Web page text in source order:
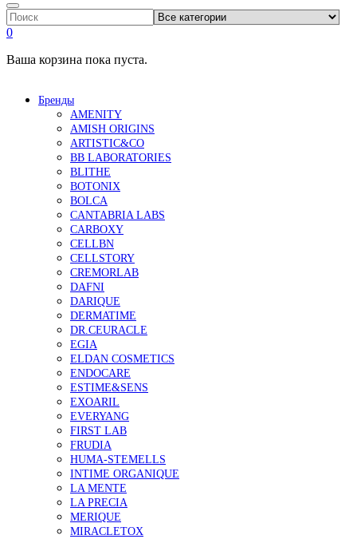
0
Ваша корзина пока пуста.
Бренды
AMENITY
AMISH ORIGINS
ARTISTIC&CO
BB LABORATORIES
BLITHE
BOTONIX
BOLCA
CANTABRIA LABS
CARBOXY
CELLBN
CELLSTORY
CREMORLAB
DAFNI
DARIQUE
DERMATIME
DR.CEURACLE
EGIA
ELDAN COSMETICS
ENDOCARE
ESTIME&SENS
EXOARIL
EVERYANG
FIRST LAB
FRUDIA
HUMA-STEMELLS
INTIME ORGANIQUE
LA MENTE
LA PRECIA
MERIQUE
MIRACLETOX